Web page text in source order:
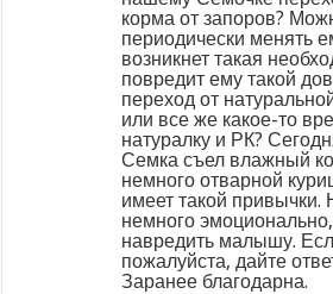
корма от запоров?
периодически менять
возникнет такая
повредит ему такой
переход от
или все же какое-то
натуралку и РК?
Семка съел влажный
немного отварной
имеет такой привычки.
немного
навредить малышу.
пожалуйста, дайте
Заранее благодарна.